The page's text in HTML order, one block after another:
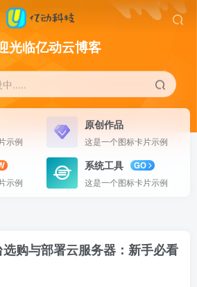
光临亿动云博客
.....
示例
原创作品
这是一个图标卡片示例
示例
系统工具
GO
这是一个图标卡片示例
购与部署云服务器：新手必看